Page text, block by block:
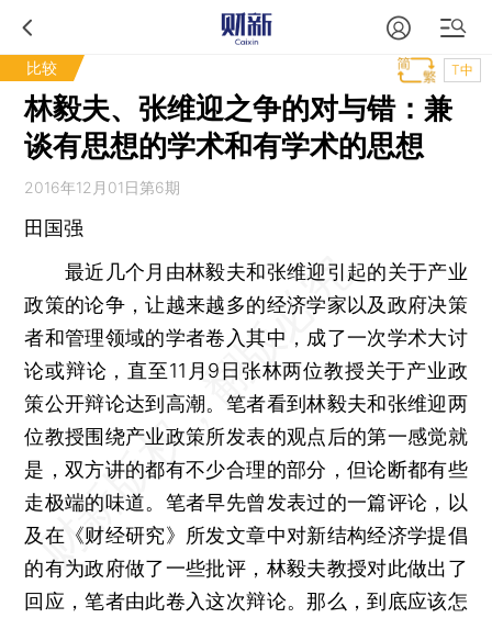
比较 T中
林毅夫、张维迎之争的对与错：兼
谈有思想的学术和有学术的思想
2016年12月01日第6期
田国强
最近几个月由林毅夫和张维迎引起的关于产业
政策的论争，让越来越多的经济学家以及政府决策
者和管理领域的学者卷入其中，成了一次学术大讨
论或辩论，直至11月9日张林两位教授关于产业政
策公开辩论达到高潮。笔者看到林毅夫和张维迎两
位教授围绕产业政策所发表的观点后的第一感觉就
是，双方讲的都有不少合理的部分，但论断都有些
走极端的味道。笔者早先曾发表过的一篇评论，以
及在《财经研究》所发文章中对新结构经济学提倡
的有为政府做了一些批评，林毅夫教授对此做出了
回应，笔者由此卷入这次辩论。那么，到底应该怎